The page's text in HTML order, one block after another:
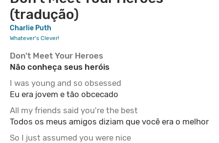
(tradução)
Charlie Puth
Whatever's Clever!
Não conheça seus heróis
Eu era jovem e tão obcecado
Todos os meus amigos diziam que você era o melhor
Don't Meet Your Heroes
I was young and so obsessed
All my friends said you're the best
So I just assumed you were nice